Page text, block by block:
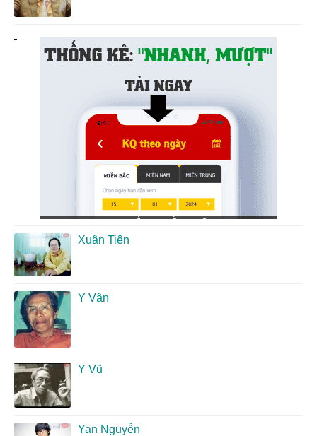
Xuân Tiên
Y Vân
Y Vũ
Yan Nguyễn